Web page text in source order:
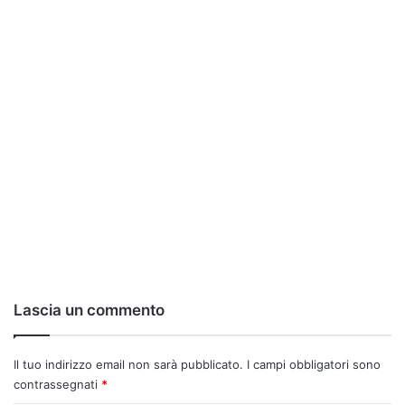
Lascia un commento
Il tuo indirizzo email non sarà pubblicato. I campi obbligatori sono
contrassegnati *